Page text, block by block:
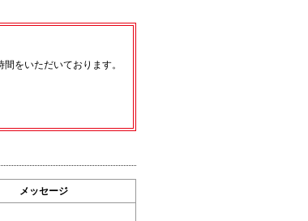
をいただいております。
メッセージ